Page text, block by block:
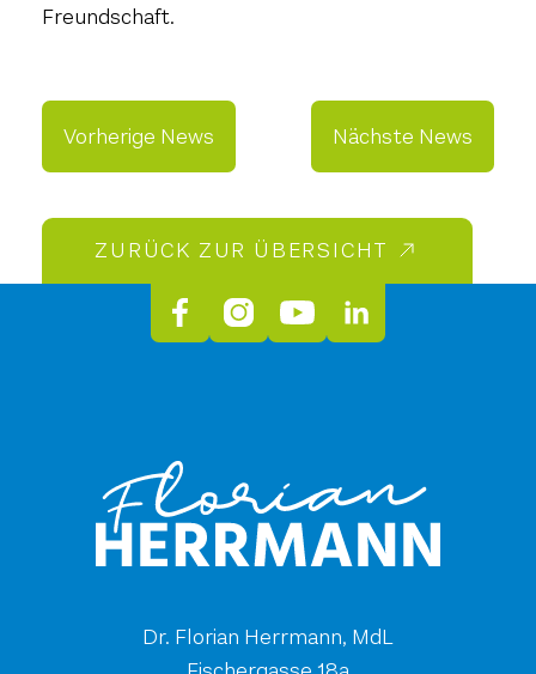
Freundschaft.
Vorherige News Nächste News
ZURÜCK ZUR ÜBERSICHT
Dr. Florian Herrmann, MdL